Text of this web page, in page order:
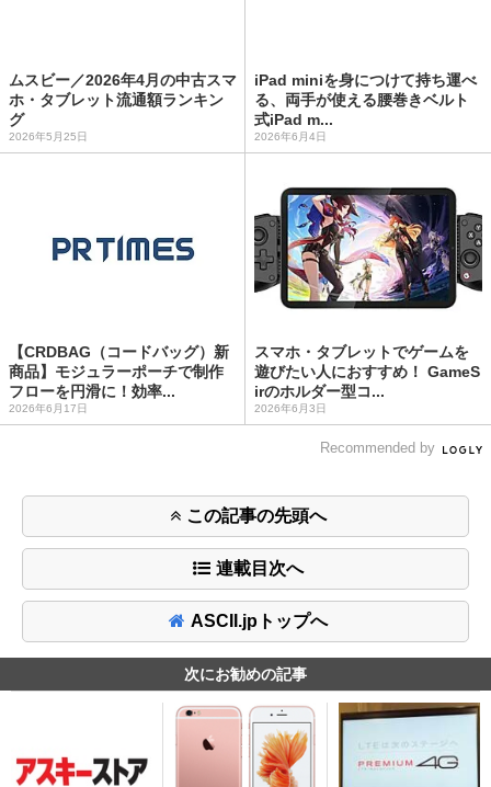
ムスビー／2026年4月の中古スマ
ホ・タブレット流通額ランキン
グ
2026年5月25日
iPad miniを身につけて持ち運べ
る、両手が使える腰巻きベルト
式iPad m...
2026年6月4日
【CRDBAG（コードバッグ）新
商品】モジュラーポーチで制作
フローを円滑に！効率...
2026年6月17日
スマホ・タブレットでゲームを
遊びたい人におすすめ！ GameS
irのホルダー型コ...
2026年6月3日
Recommended by
この記事の先頭へ
連載目次へ
ASCII.jpトップへ
次にお勧めの記事